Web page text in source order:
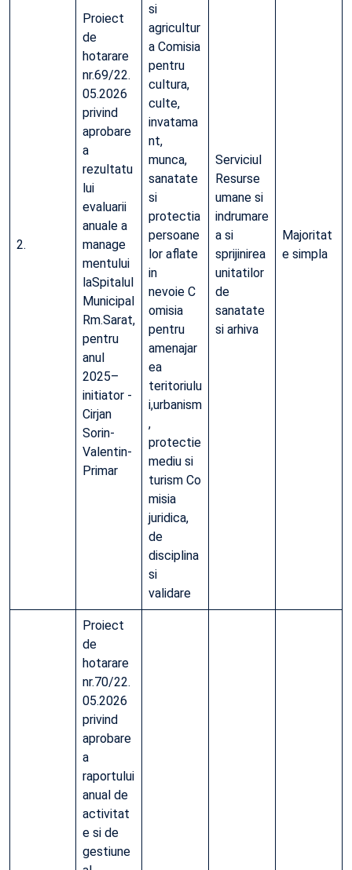
2.
Proiect
de
hotarare
nr.69/22.
05.2026
privind
aprobare
a
rezultatu
lui
evaluarii
anuale a
manage
mentului
laSpitalul
Municipal
Rm.Sarat,
pentru
anul
2025–
initiator -
Cirjan
Sorin-
Valentin-
Primar
si
agricultur
a Comisia
pentru
cultura,
culte,
invatama
nt,
munca,
sanatate
si
protectia
persoane
lor aflate
in
nevoie C
omisia
pentru
amenajar
ea
teritoriulu
i,urbanism
,
protectie
mediu si
turism Co
misia
juridica,
de
disciplina
si
validare
Serviciul
Resurse
umane si
indrumare
a si
sprijinirea
unitatilor
de
sanatate
si arhiva
Majoritat
e simpla
Proiect
de
hotarare
nr.70/22.
05.2026
privind
aprobare
a
raportului
anual de
activitat
e si de
gestiune